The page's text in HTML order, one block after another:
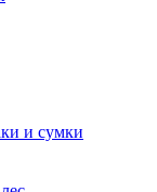
и сумки